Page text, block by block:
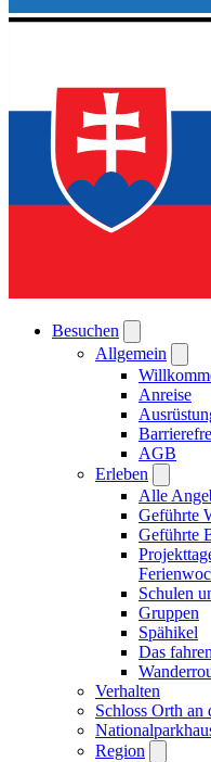
Besuchen
Allgemein
Anreise
AGB
Erleben
Alle
Geführte
Geführte
Schulen
Gruppen
Spähikel
Das
Verhalten
Schloss Orth an
Region